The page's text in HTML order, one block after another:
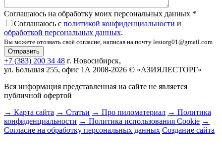
Соглашаюсь на обработку моих персональных данных *
Соглашаюсь с политикой конфиденциальности и
обработкой персональных данных.
Вы можете отозвать своё согласие, написав на почту lestorg01@gmail.com
+7 (383) 200 34 48 г. Новосибирск,
ул. Большая 255, офис 1А 2008-2026 © «АЗИЯЛЕСТОРГ»
Вся информация представленная на сайте не является
публичной офертой
→ Карта сайта → Статьи → Про пиломатериал → Политика
конфиденциальности → Политика использования Cookie →
Согласие на обработку персональных данных Создание сайта